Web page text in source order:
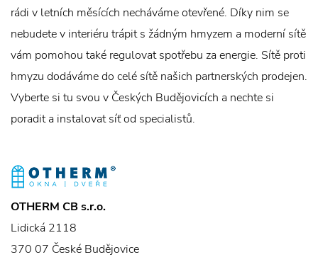
rádi v letních měsících necháváme otevřené. Díky nim se
nebudete v interiéru trápit s žádným hmyzem a moderní sítě
vám pomohou také regulovat spotřebu za energie. Sítě proti
hmyzu dodáváme do celé sítě našich partnerských prodejen.
Vyberte si tu svou v Českých Budějovicích a nechte si
poradit a instalovat síť od specialistů.
OTHERM CB s.r.o.
Lidická 2118
370 07 České Budějovice